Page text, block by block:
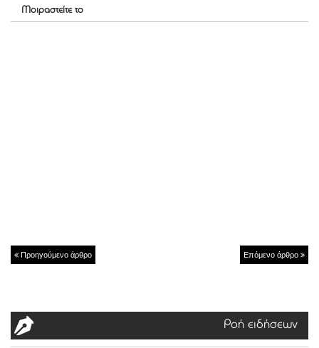
Μοιραστείτε το
Προηγούμενο άρθρο Επόμενο άρθρο
Ροή ειδήσεων